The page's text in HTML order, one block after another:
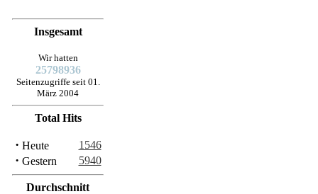
Insgesamt
Wir hatten
25798936
Seitenzugriffe seit 01.
März 2004
Total Hits
· Heute 1546
· Gestern 5940
Durchschnitt